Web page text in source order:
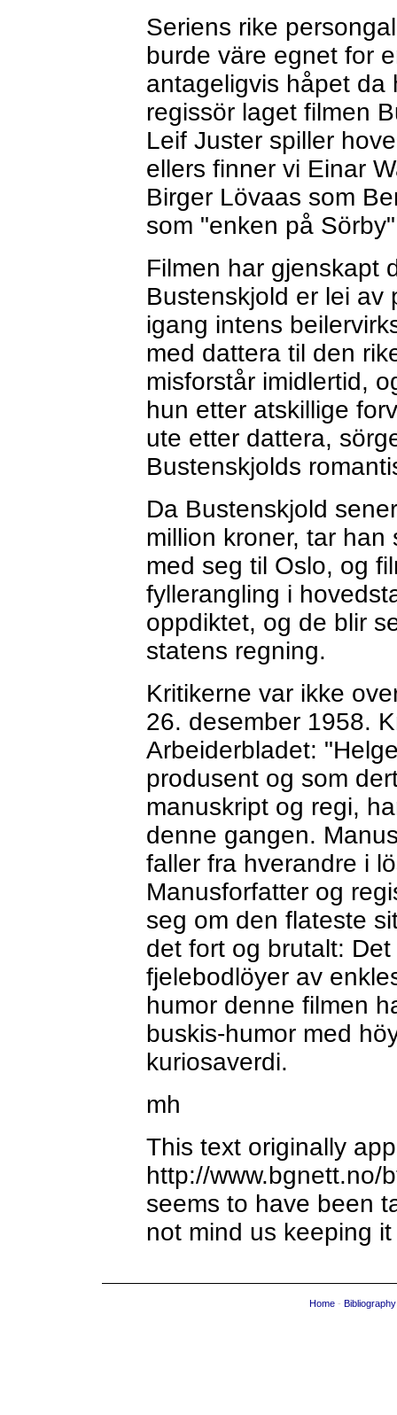
Seriens rike
burde väre egnet for
antageligvis håpet da
regissör laget filmen
Leif Juster spiller
ellers finner vi Einar
Birger Lövaas som
som "enken på
Filmen har gjenskapt
Bustenskjold er lei av
igang intens
med dattera til den
misforstår imidlertid,
hun etter atskillige
ute etter dattera,
Bustenskjolds
Da Bustenskjold
million kroner, tar
med seg til Oslo, og
fyllerangling i
oppdiktet, og de blir
statens regning.
Kritikerne var ikke
26. desember 1958.
Arbeiderbladet:
produsent og som
manuskript og regi,
denne gangen.
faller fra hverandre i
Manusforfatter og
seg om den flateste
det fort og brutalt:
fjelebodlöyer av
humor denne filmen
buskis-humor med
kuriosaverdi.
mh
This text originally
http://www.bgnett.no/
seems to have been
not mind us keeping
Home - Bibliography